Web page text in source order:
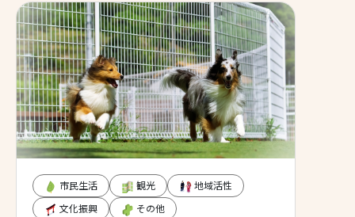
市民生活 観光
地域活性
文化振興
その他